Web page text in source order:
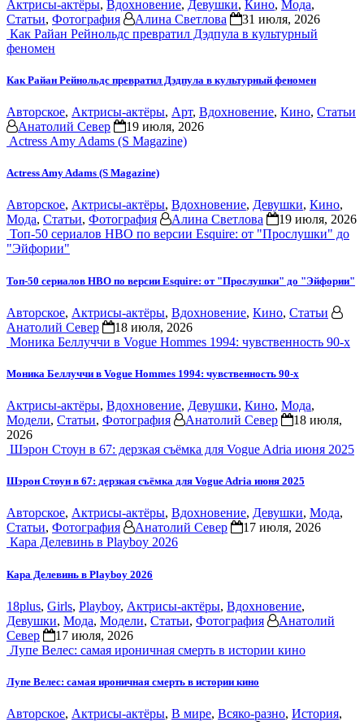
Актрисы-актёры, Вдохновение, Девушки, Кино, Мода,
Статьи, Фотография Алина Светлова
31 июля, 2026
Как Райан Рейнольдс превратил Дэдпула в культурный
феномен
Как Райан Рейнольдс превратил Дэдпула в культурный феномен
Авторское, Актрисы-актёры, Арт, Вдохновение, Кино, Статьи
Анатолий Север
19 июля, 2026
Actress Amy Adams (S Magazine)
Actress Amy Adams (S Magazine)
Авторское, Актрисы-актёры, Вдохновение, Девушки, Кино,
Мода, Статьи, Фотография Алина Светлова
19 июля, 2026
Топ-50 сериалов HBO по версии Esquire: от "Прослушки" до
"Эйфории"
Топ-50 сериалов HBO по версии Esquire: от "Прослушки" до "Эйфории"
Авторское, Актрисы-актёры, Вдохновение, Кино, Статьи
Анатолий Север
18 июля, 2026
Моника Беллуччи в Vogue Hommes 1994: чувственность 90-х
Моника Беллуччи в Vogue Hommes 1994: чувственность 90-х
Актрисы-актёры, Вдохновение, Девушки, Кино, Мода,
Модели, Статьи, Фотография Анатолий Север
18 июля,
2026
Шэрон Стоун в 67: дерзкая съёмка для Vogue Adria июня 2025
Шэрон Стоун в 67: дерзкая съёмка для Vogue Adria июня 2025
Авторское, Актрисы-актёры, Вдохновение, Девушки, Мода,
Статьи, Фотография Анатолий Север
17 июля, 2026
Кара Делевинь в Playboy 2026
Кара Делевинь в Playboy 2026
18plus, Girls, Playboy, Актрисы-актёры, Вдохновение,
Девушки, Мода, Модели, Статьи, Фотография
Анатолий
Север
17 июля, 2026
Лупе Велес: самая ироничная смерть в истории кино
Лупе Велес: самая ироничная смерть в истории кино
Авторское, Актрисы-актёры, В мире, Всяко-разно, История,